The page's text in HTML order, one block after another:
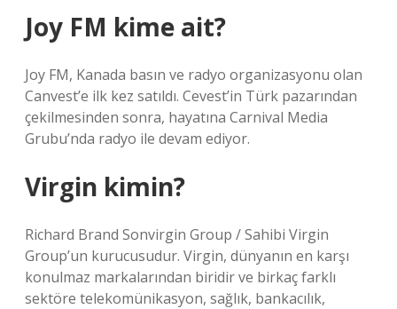
Joy FM kime ait?
Joy FM, Kanada basın ve radyo organizasyonu olan
Canvest’e ilk kez satıldı. Cevest’in Türk pazarından
çekilmesinden sonra, hayatına Carnival Media
Grubu’nda radyo ile devam ediyor.
Virgin kimin?
Richard Brand Sonvirgin Group / Sahibi Virgin
Group’un kurucusudur. Virgin, dünyanın en karşı
konulmaz markalarından biridir ve birkaç farklı
sektöre telekomünikasyon, sağlık, bankacılık,